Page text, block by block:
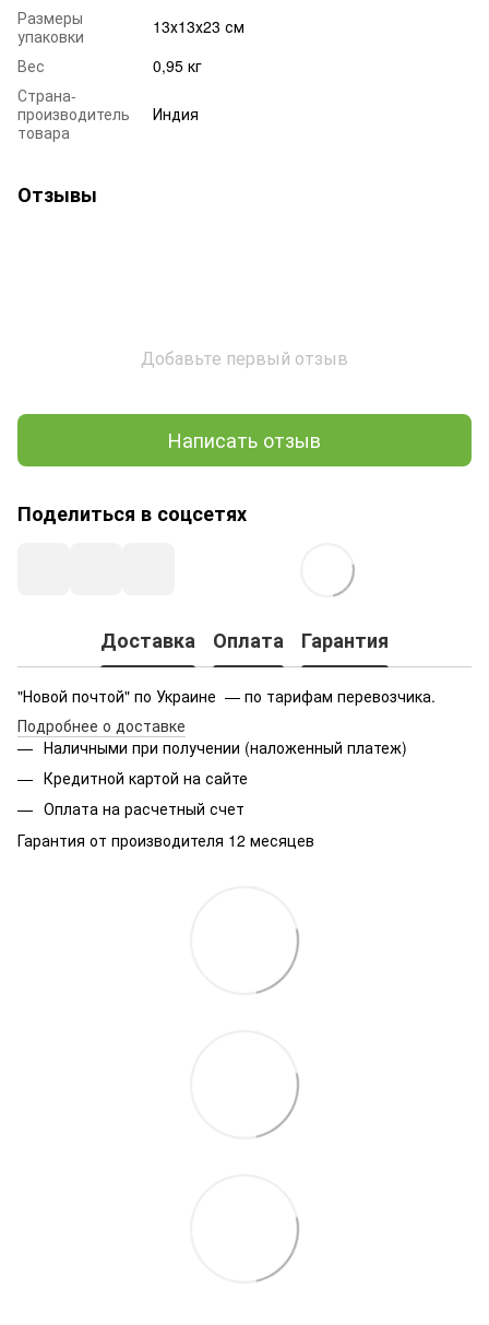
Размеры
упаковки
13х13х23 см
Вес
0,95 кг
Страна-
производитель
товара
Индия
Отзывы
Добавьте первый отзыв
Написать отзыв
Поделиться в соцсетях
Доставка Оплата Гарантия
"Новой почтой" по Украине — по тарифам перевозчика.
Подробнее о доставке
Наличными при получении (наложенный платеж)
Кредитной картой на сайте
Оплата на расчетный счет
Гарантия от производителя 12 месяцев